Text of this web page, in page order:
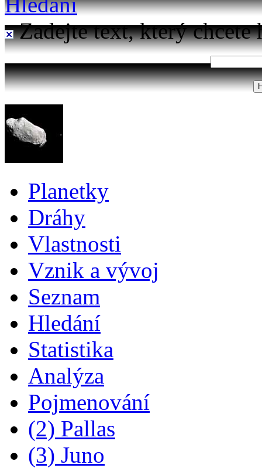
Zadejte text, který chcete
Planetky
Dráhy
Vlastnosti
Vznik a vývoj
Seznam
Hledání
Statistika
Analýza
Pojmenování
(2) Pallas
(3) Juno